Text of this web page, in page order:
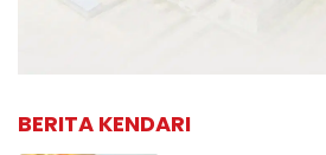
BERITA KENDARI